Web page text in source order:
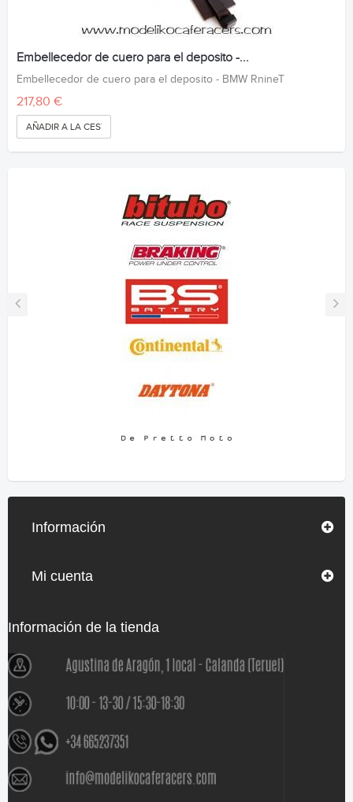
Embellecedor de cuero para el deposito -...
Embellecedor de cuero para el deposito - BMW RnineT
217,80 €
AÑADIR A LA CESTA
Información
Mi cuenta
Información de la tienda